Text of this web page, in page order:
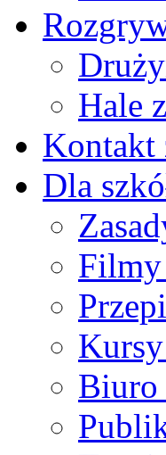
Hale
Kontakt
Dla
Filmy
Biuro